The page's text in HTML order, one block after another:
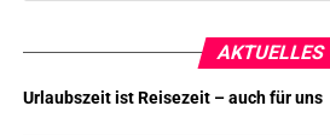
AKTUELLES
Urlaubszeit ist Reisezeit – auch für uns